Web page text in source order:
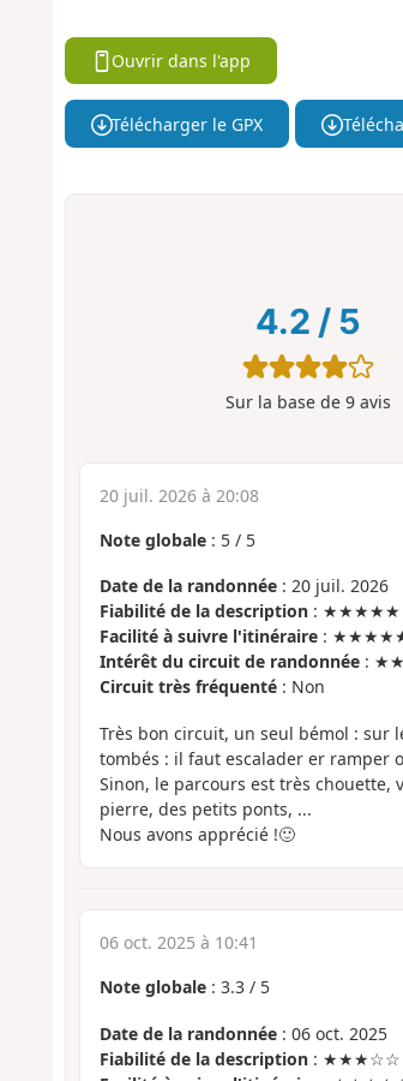
Ouvrir dans l'app
Télécharger le GPX
4.2 / 5
Sur la base de 9avis
20 juil. 2026 à 20:08
Note globale: 5/ 5
Date de la randonnée: 20 juil. 2026
Fiabilité de la description: ★★★★★
Facilité à suivre l'itinéraire: ★★★★★
Intérêt du circuit de randonnée:
Circuit très fréquenté: Non
Très bon circuit, un seul bémol : sur
tombés : il faut escalader er ramper
Sinon, le parcours est très chouette,
pierre, des petits ponts, ...
Nous avons apprécié !🙂
06 oct. 2025 à 10:41
Note globale: 3.3/ 5
Date de la randonnée: 06 oct. 2025
Fiabilité de la description: ★★★☆☆